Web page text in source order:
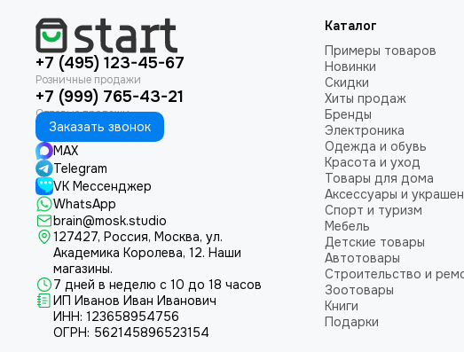
+7 (495) 123-45-67
+7 (999) 765-43-21
Заказать звонок
MAX
Telegram
VK Мессенджер
WhatsApp
brain@mosk.studio
127427, Россия, Москва, ул.
Академика Королева, 12. Наши
магазины.
7 дней в неделю с 10 до 18 часов
ИП Иванов Иван Иванович
ИНН: 123658954756
ОГРН: 562145896523154
Каталог
Примеры товаров
Новинки
Скидки
Хиты продаж
Бренды
Электроника
Одежда и обувь
Красота и уход
Товары для дома
Аксессуары и
Спорт и туризм
Мебель
Детские товары
Автотовары
Строительство и
Зоотовары
Книги
Подарки